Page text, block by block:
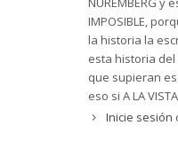
musulmán similar
Media, desde el
personalidad de
atentado están
En contraste con
Casa Blanca" es
IMPOSIBLE,
la historia la
esta historia del
que supieran
eso si A LA
autora y a sus
Inicie sesión